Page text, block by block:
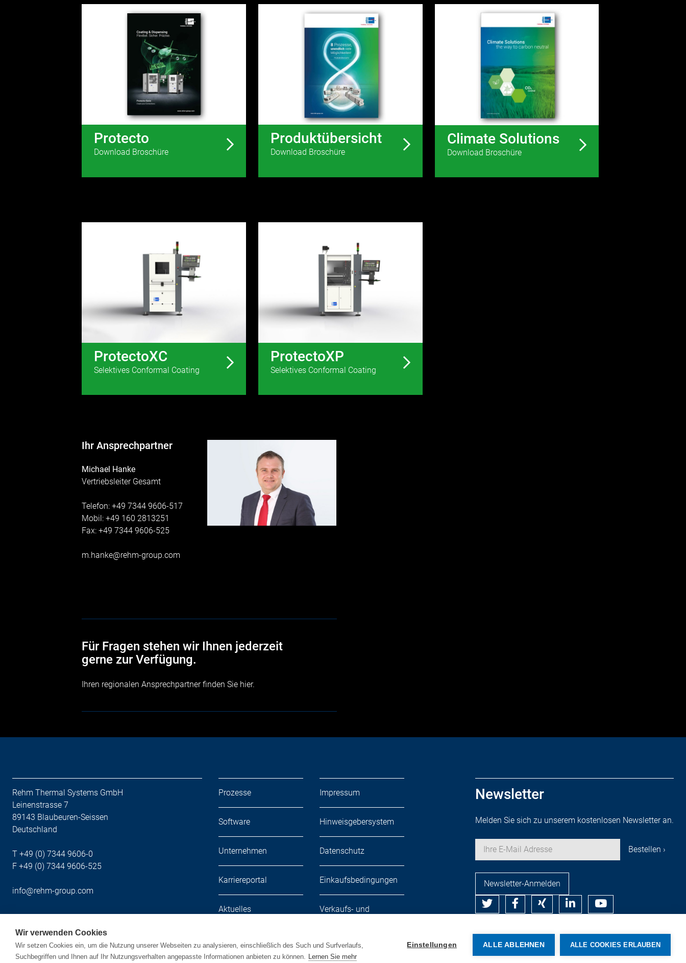
Protecto
Download Broschüre
Produktübersicht
Download Broschüre
Climate Solutions
Download Broschüre
ProtectoXC
Selektives Conformal Coating
ProtectoXP
Selektives Conformal Coating
Ihr Ansprechpartner
Michael Hanke
Vertriebsleiter Gesamt
Telefon: +49 7344 9606-517
Mobil: +49 160 2813251
Fax: +49 7344 9606-525
m.hanke@rehm-group.com
Für Fragen stehen wir Ihnen jederzeit
gerne zur Verfügung.
Ihren regionalen Ansprechpartner finden Sie hier.
Rehm Thermal Systems GmbH
Leinenstrasse 7
89143 Blaubeuren-Seissen
Deutschland
T +49 (0) 7344 9606-0
F +49 (0) 7344 9606-525
info@rehm-group.com
Prozesse
Software
Unternehmen
Karriereportal
Aktuelles
Impressum
Hinweisgebersystem
Datenschutz
Einkaufsbedingungen
Verkaufs- und
Newsletter
Melden Sie sich zu unserem kostenlosen Newsletter an.
Newsletter-Anmelden
Wir verwenden Cookies
Wir setzen Cookies ein, um die Nutzung unserer Webseiten zu analysieren, einschließlich des Such und Surfverlaufs,
Suchbegriffen und Ihnen auf Ihr Nutzungsverhalten angepasste Informationen anbieten zu können. Lernen Sie mehr
Einstellungen ALLE ABLEHNEN ALLE COOKIES ERLAUBEN